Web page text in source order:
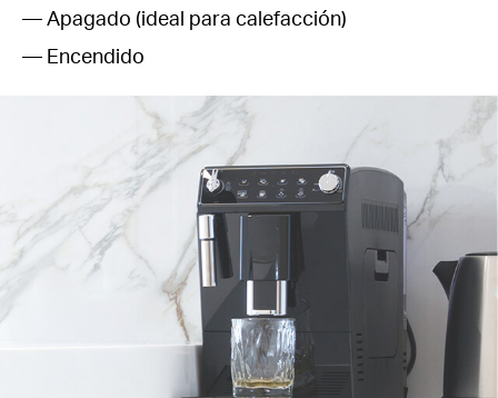
— Apagado (ideal para calefacción)
— Encendido